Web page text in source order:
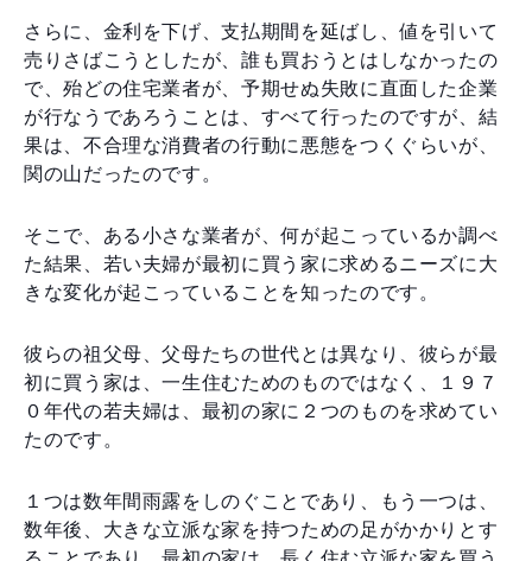
さらに、金利を下げ、支払期間を延ばし、値を引いて
売りさばこうとしたが、誰も買おうとはしなかったの
で、殆どの住宅業者が、予期せぬ失敗に直面した企業
が行なうであろうことは、すべて行ったのですが、結
果は、不合理な消費者の行動に悪態をつくぐらいが、
関の山だったのです。
そこで、ある小さな業者が、何が起こっているか調べ
た結果、若い夫婦が最初に買う家に求めるニーズに大
きな変化が起こっていることを知ったのです。
彼らの祖父母、父母たちの世代とは異なり、彼らが最
初に買う家は、一生住むためのものではなく、１９７
０年代の若夫婦は、最初の家に２つのものを求めてい
たのです。
１つは数年間雨露をしのぐことであり、もう一つは、
数年後、大きな立派な家を持つための足がかかりとす